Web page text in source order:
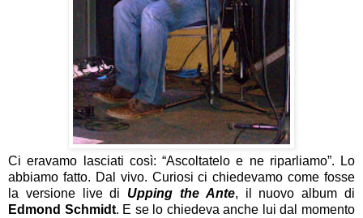
Ci eravamo lasciati così: “Ascoltatelo e ne riparliamo”. Lo
abbiamo fatto. Dal vivo. Curiosi ci chiedevamo come fosse
la versione live di Upping the Ante, il nuovo album di
Edmond Schmidt. E se lo chiedeva anche lui dal momento